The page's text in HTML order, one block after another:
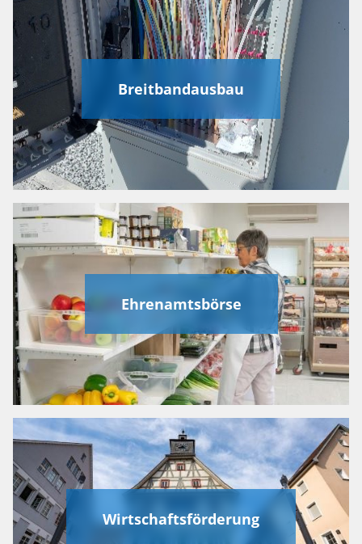
Breitbandausbau
Ehrenamtsbörse
Wirtschaftsförderung